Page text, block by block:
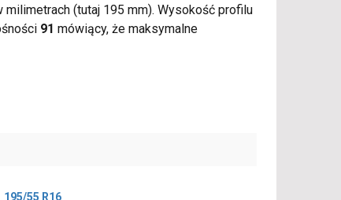
(tutaj 195 mm). Wysokość profilu
91 mówiący, że maksymalne
195/55 R16